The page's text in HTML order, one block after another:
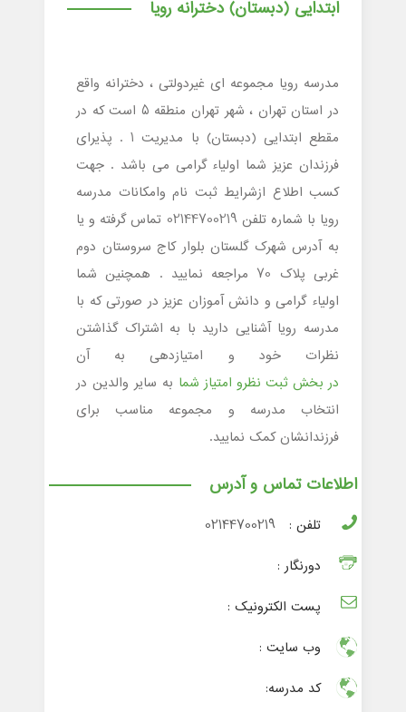
ابتدایی (دبستان) دخترانه رویا
مدرسه رویا مجموعه ای غیردولتی ، دخترانه واقع
در استان تهران ، شهر تهران منطقه 5 است که در
مقطع ابتدایی (دبستان) با مدیریت 1 . پذیرای
فرزندان عزیز شما اولیاء گرامی می باشد . جهت
کسب اطلاع ازشرایط ثبت نام وامکانات مدرسه
رویا با شماره تلفن 02144700219 تماس گرفته و یا
به آدرس شهرک گلستان بلوار کاج سروستان دوم
غربی پلاک 70 مراجعه نمایید . همچنین شما
اولیاء گرامی و دانش آموزان عزیز در صورتی که با
مدرسه رویا آشنایی دارید با به اشتراک گذاشتن
نظرات خود و امتیازدهی به آن
در بخش ثبت نظرو امتیاز شما به سایر والدین در
انتخاب مدرسه و مجموعه مناسب برای
فرزندانشان کمک نمایید.
اطلاعات تماس و آدرس
تلفن :
02144700219
دورنگار :
پست الکترونیک :
وب سایت :
کد مدرسه: